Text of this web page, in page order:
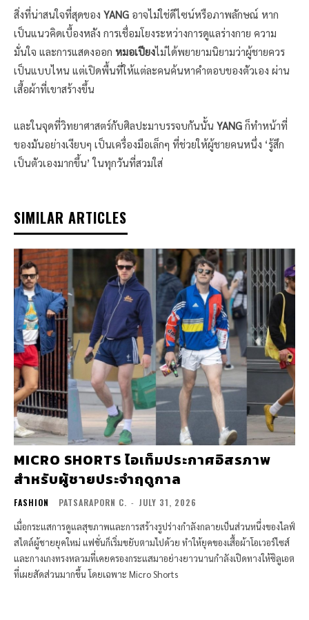
สิ่งที่น่าสนใจที่สุดของ YANG อาจไม่ใช่ดีไซน์หรือภาพลักษณ์ หาก
เป็นแนวคิดเบื้องหลัง การเชื่อมโยงระหว่างการดูแลร่างกาย ความ
มั่นใจ และการแสดงออก หมอเปียงไม่ได้พยายามนิยามว่าผู้ชายควร
เป็นแบบไหน แต่เปิดพื้นที่ให้แต่ละคนค้นหาคำตอบของตัวเอง ผ่าน
เสื้อผ้าที่เขาสร้างขึ้น
และในจุดที่วิทยาศาสตร์กับศิลปะมาบรรจบกันนั้น YANG ก็ทำหน้าที่
ของมันอย่างเงียบๆ เป็นเครื่องมือเล็กๆ ที่ช่วยให้ผู้ชายคนหนึ่ง ‘รู้สึก
เป็นตัวเองมากขึ้น’ ในทุกวันที่สวมใส่
SIMILAR ARTICLES
MICRO SHORTS ไอเท็มประกาศอิสรภาพ
สำหรับผู้ชายประจำฤดูกาล
FASHION PATSARAPORN C. - JULY 31, 2026
เมื่อกระแสการดูแลสุขภาพและการสร้างรูปร่างกำลังกลายเป็นส่วนหนึ่งของไลฟ์
สไตล์ผู้ชายยุคใหม่ แฟชั่นก็เริ่มขยับตามไปด้วย ทำให้ยุคของเสื้อผ้าโอเวอร์ไซส์
และกางเกงทรงหลวมที่เคยครองกระแสมาอย่างยาวนานกำลังเปิดทางให้ซิลูเอต
ที่เผยสัดส่วนมากขึ้น โดยเฉพาะ Micro Shorts